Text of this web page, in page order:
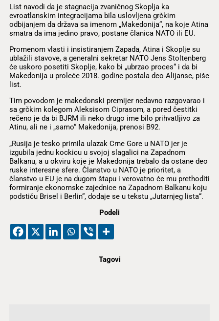
List navodi da je stagnacija zvaničnog Skoplja ka
evroatlanskim integracijama bila uslovljena grčkim
odbijanjem da država sa imenom „Makedonija“, na koje Atina
smatra da ima jedino pravo, postane članica NATO ili EU.
Promenom vlasti i insistiranjem Zapada, Atina i Skoplje su
ublažili stavove, a generalni sekretar NATO Jens Stoltenberg
će uskoro posetiti Skoplje, kako bi „ubrzao proces“ i da bi
Makedonija u proleće 2018. godine postala deo Alijanse, piše
list.
Tim povodom je makedonski premijer nedavno razgovarao i
sa grčkim kolegom Aleksisom Ciprasom, a pored čestitki
rečeno je da bi BJRM ili neko drugo ime bilo prihvatljivo za
Atinu, ali ne i „samo“ Makedonija, prenosi B92.
„Rusija je tesko primila ulazak Crne Gore u NATO jer je
izgubila jednu kockicu u svojoj slagalici na Zapadnom
Balkanu, a u okviru koje je Makedonija trebalo da ostane deo
ruske interesne sfere. Članstvo u NATO je prioritet, a
članstvo u EU je na dugom štapu i verovatno će mu prethoditi
formiranje ekonomske zajednice na Zapadnom Balkanu koju
podstiču Brisel i Berlin“, dodaje se u tekstu „Jutarnjeg lista“.
Podeli
Tagovi